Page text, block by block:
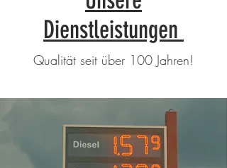
Dienstleistungen
Qualität seit über 100 Jahren!